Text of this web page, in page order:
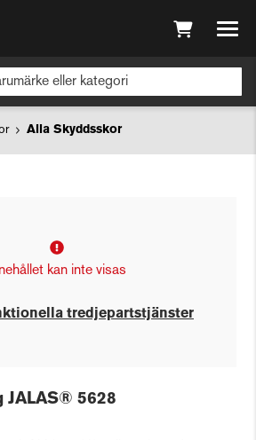
Alla Skyddsskor
kan inte visas
tredjepartstjänster
JALAS® 5628